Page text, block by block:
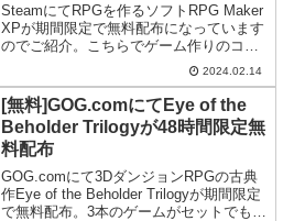
SteamにてRPGを作るソフトRPG Maker
XPが期間限定で無料配布になっています
のでご紹介。こちらでゲーム作りのコツ
を会得してみてはどうでしょうか。2024.02.14
[無料]GOG.comにてEye of the
Beholder Trilogyが48時間限定無
料配布
GOG.comにて3DダンジョンRPGの古典
作Eye of the Beholder Trilogyが期間限定
で無料配布。3本のゲームがセットでもら